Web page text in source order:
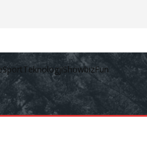
SportTeknologjiShowbizFun